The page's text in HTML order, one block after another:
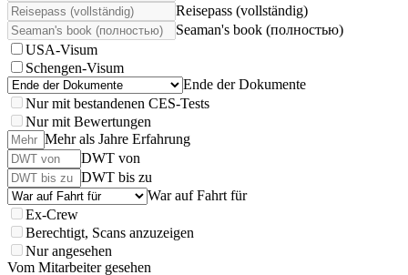
Reisepass (vollständig)
Seaman's book (полностью)
USA-Visum
Schengen-Visum
Ende der Dokumente
Nur mit bestandenen CES-Tests
Nur mit Bewertungen
Mehr als Jahre Erfahrung
DWT von
DWT bis zu
War auf Fahrt für
Ex-Crew
Berechtigt, Scans anzuzeigen
Nur angesehen
Vom Mitarbeiter gesehen